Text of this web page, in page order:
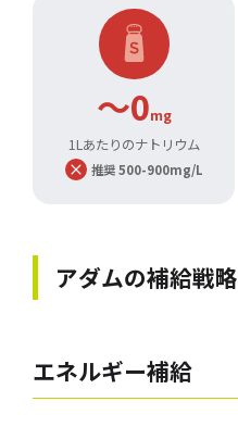
～0mg
1Lあたりのナトリウム
推奨 500-900mg/L
アダムの補給戦略
エネルギー補給